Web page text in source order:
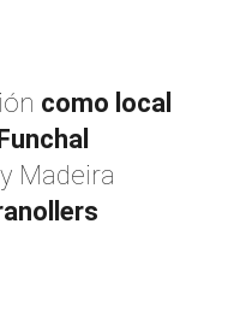
como local
Madeira